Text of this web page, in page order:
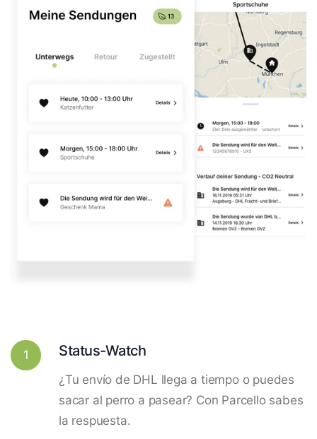
1 Status-Watch
¿Tu envío de DHL llega a tiempo o puedes
sacar al perro a pasear? Con Parcello sabes
la respuesta.